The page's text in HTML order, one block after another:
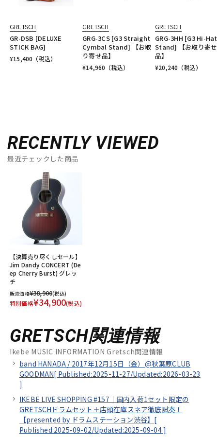
GRETSCH
GR-DSB [DELUXE
STICK BAG]
¥15,400 （税込）
GRETSCH
GRG-3CS [G3 Straight
Cymbal Stand] 【お取
り寄せ品】
¥14,960 （税込）
GRETSCH
GRG-3HH [G3 Hi-Hat
Stand] 【お取り寄せ
品】
¥20,240 （税込）
RECENTLY VIEWED
最近チェックした商品
【決算売り尽くしセール】
Jim Dandy CONCERT (De
ep Cherry Burst) グレッ
チ
販売価格¥38,900(税込)
特別価格¥34,900(税込)
GRETSCH関連情報
Ikebe MUSIC INFORMATION Gretsch関連情報
band HANADA / 2017年12月15日（金）@秋葉原CLUB
GOODMAN[ Published:2025-11-27/Updated:2026-03-23
]
IKEBE LIVE SHOPPING #157｜国内入荷1セット限定の
GRETSCHドラムセット＋店頭在庫スネア徹底試奏！
【presented by ドラムステーション渋谷】[
Published:2025-09-02/Updated:2025-09-04]